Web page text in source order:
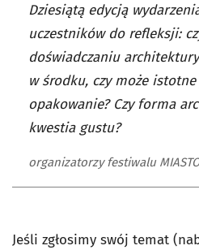
Dziesiątą edycją
uczestników do refleksji:
doświadczaniu
w środku, czy może
opakowanie? Czy forma
kwestia gustu?
organizatorzy festiwalu
Jeśli zgłosimy swój temat